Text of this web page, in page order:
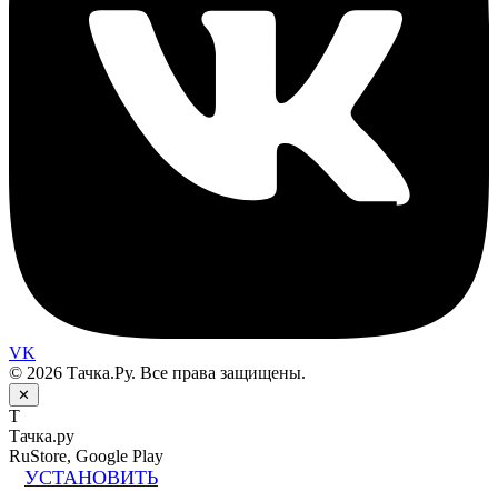
VK
© 2026 Тачка.Ру. Все права защищены.
✕
Т
Тачка.ру
RuStore, Google Play
УСТАНОВИТЬ